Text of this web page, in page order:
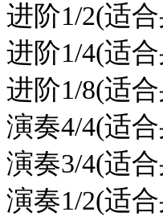
进阶1/2(适
进阶1/4(适
进阶1/8(适
演奏4/4(适
演奏3/4(适
演奏1/2(适